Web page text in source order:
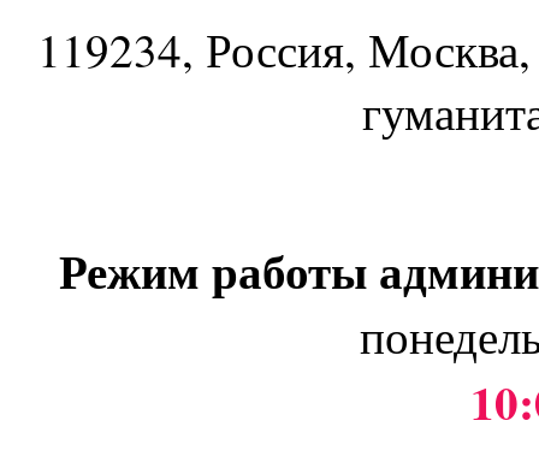
119234, Россия,
Режим работы